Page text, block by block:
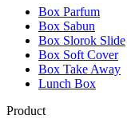
Box Parfum
Box Sabun
Box Slorok Slide
Box Soft Cover
Box Take Away
Lunch Box
Product